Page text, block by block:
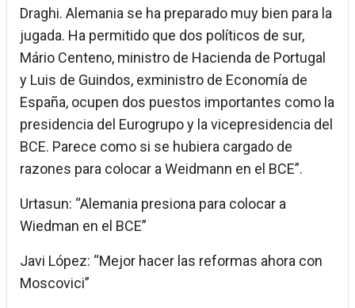
Draghi. Alemania se ha preparado muy bien para la
jugada. Ha permitido que dos políticos de sur,
Mário Centeno, ministro de Hacienda de Portugal
y Luis de Guindos, exministro de Economía de
España, ocupen dos puestos importantes como la
presidencia del Eurogrupo y la vicepresidencia del
BCE. Parece como si se hubiera cargado de
razones para colocar a Weidmann en el BCE”.
Urtasun: “Alemania presiona para colocar a
Wiedman en el BCE”
Javi López: “Mejor hacer las reformas ahora con
Moscovici”